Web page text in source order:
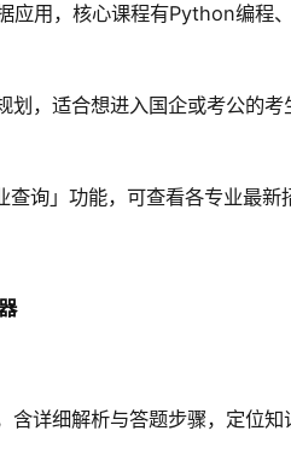
应用，核心课程有Python编程
划，适合想进入国企或考公的
查询」功能，可查看各专业最
详细解析与答题步骤，定位知